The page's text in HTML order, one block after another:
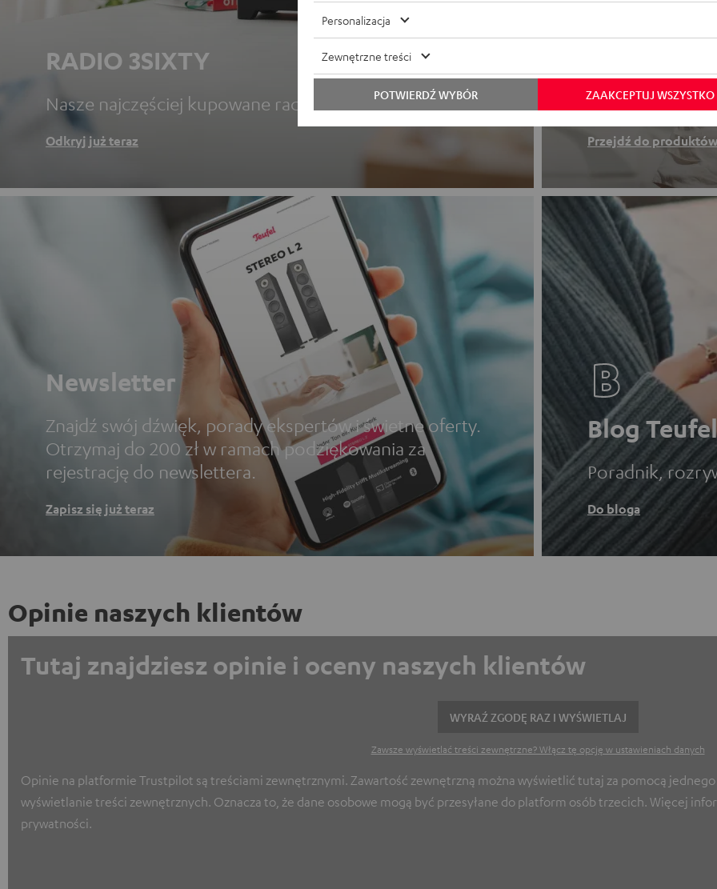
RADIO 3SIXTY
Nasze najczęściej kupowane radio.
Odkryj już teraz
Dobry dźwięk
Przejdź do produktów
Newsletter
Znajdź swój dźwięk, porady ekspertów i świetne oferty.
Otrzymaj do 200 zł w ramach podziękowania za
rejestrację do newslettera.
Zapisz się już teraz
Blog Teufel
Poradnik,
Do bloga
Opinie naszych klientów
Tutaj znajdziesz opinie i oceny naszych klientów
WYRAŹ ZGODĘ RAZ I WYŚWIETLAJ
Zawsze wyświetlać treści zewnętrzne? Włącz tę opcję w ustawieniach danych
Opinie na platformie Trustpilot są treściami zewnętrznymi. Zawartość zewnętrzną można wyświetlić tutaj za pomocą
wyświetlanie treści zewnętrznych. Oznacza to, że dane osobowe mogą być przesyłane do platform osób trzecich. Więcej
prywatności.
Personalizacja
Zewnętrzne treści
ZAAKCEPTUJ WSZYSTKO
POTWIERDŹ WYBÓR